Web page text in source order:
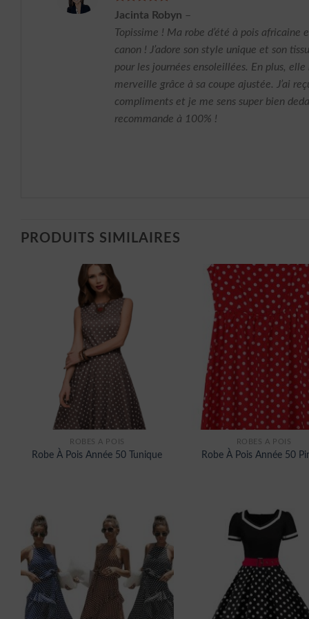
Note5sur
Jacinta Robyn –
Topissime ! Ma robe d’été à pois africaine
canon ! J’adore son style unique et son
pour les journées ensoleillées. En plus, elle
merveille grâce à sa coupe ajustée. J’ai
compliments et je me sens super bien
recommande à 100% !
PRODUITS SIMILAIRES
ROBES À POIS
Robe À Pois Année 50 Tunique
ROBES À POIS
Robe À Pois Année 50